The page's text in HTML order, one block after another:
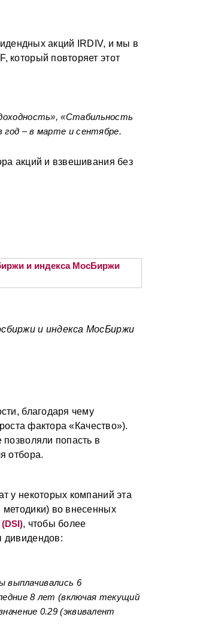
акций IRDIV, и мы в
который повторяет этот
«Стабильность
год – в марте и сентябре.
акций и взвешивания без
и индекса МосБиржи
благодаря чему
фактора «Качество»).
попасть в
отбора.
у некоторых компаний эта
методики) во внесенных
, чтобы более
дивидендов:
выплачивались 6
8 лет (включая текущий
0.29 (эквивалент